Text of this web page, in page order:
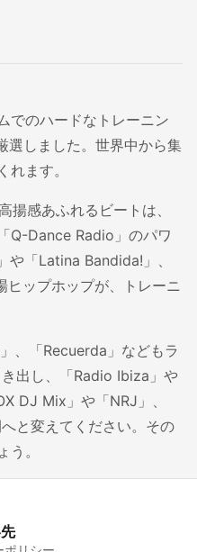
でのハードなトレーニン
選しました。世界中から集
ます。
感あふれるビートは、
Q-Dance Radio」のパワ
「Latina Bandida!」、
ップホップが、トレーニ
、「Recuerda」などもラ
出し、「Radio Ibiza」や
DJ Mix」や「NRJ」、
と変えてください。その
。